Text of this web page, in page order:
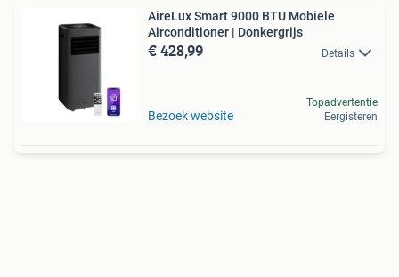
AireLux Smart 9000 BTU Mobiele
Airconditioner | Donkergrijs
€ 428,99 Details
Bezoek website
Topadvertentie
Eergisteren